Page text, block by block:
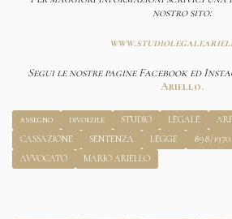
nostro sito:
Segui le nostre pagine Facebook ed
Ariello.
assegno divorzile STUDIO LEGALE
CASSAZIONE
SENTENZA LEGGE 898/1970
AVVOCATO
MARIO ARIELLO